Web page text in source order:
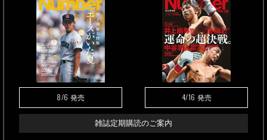
8/6 発売 4/16 発売
雑誌定期購読のご案内